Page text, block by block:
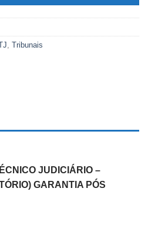
, Tribunais
JUDICIÁRIO –
GARANTIA PÓS